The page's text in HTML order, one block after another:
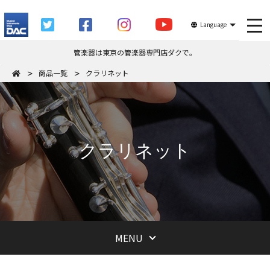
Language
管楽器は東京の管楽器専門店ダクで。
商品一覧
クラリネット
クラリネット
MENU